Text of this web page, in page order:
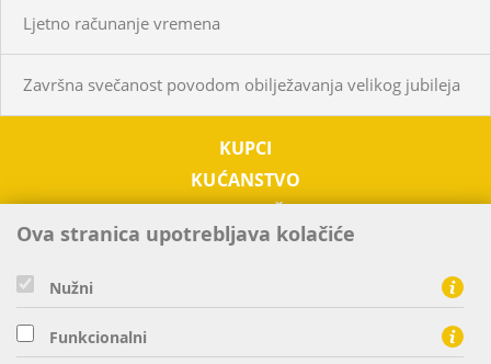
Ljetno računanje vremena
Završna svečanost povodom obilježavanja velikog jubileja
KUPCI
KUĆANSTVO
PODUZETNIŠTVO
OTKUP
TRŽIŠTE EL. ENERGIJE
Ova stranica upotrebljava kolačiće
Nužni
Funkcionalni